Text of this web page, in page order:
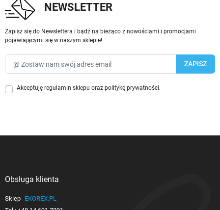
NEWSLETTER
Zapisz się do Newslettera i bądź na bieżąco z nowościami i promocjami
pojawiającymi się w naszym sklepie!
Akceptuję regulamin sklepu oraz politykę prywatności.
Obsługa klienta
Sklep EKOREX.PL